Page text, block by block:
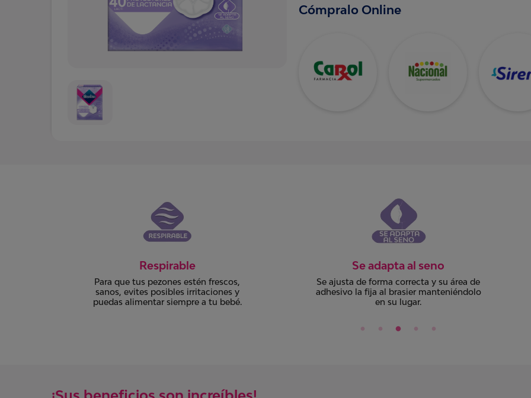
Cómpralo Online
Se adapta al seno
Se ajusta de forma correcta y su área de
adhesivo la fija al brasier manteniéndolo
en su lugar.
Dermatológicamente
comprobado
Todos nuestros productos cuentan con
el aval dermatológico de médicos